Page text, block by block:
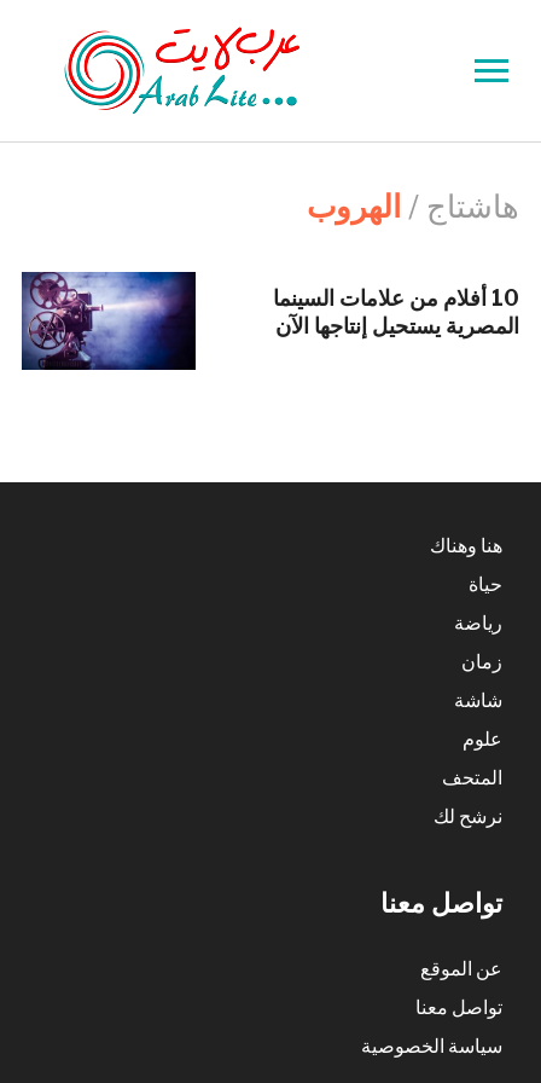
Toggle
navigation
هاشتاج / الهروب
10 أفلام من علامات السينما
المصرية يستحيل إنتاجها الآن
هنا وهناك
حياة
رياضة
زمان
شاشة
علوم
المتحف
نرشح لك
تواصل معنا
عن الموقع
تواصل معنا
سياسة الخصوصية